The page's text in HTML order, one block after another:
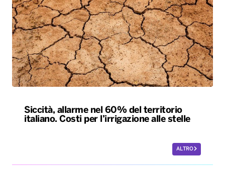
Siccità, allarme nel 60% del territorio
italiano. Costi per l’irrigazione alle stelle
ALTRO